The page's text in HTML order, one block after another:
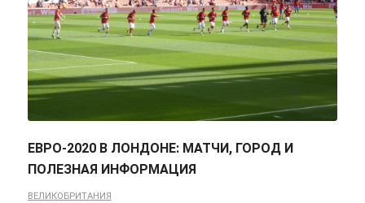
ЕВРО-2020 В ЛОНДОНЕ: МАТЧИ, ГОРОД И
ПОЛЕЗНАЯ ИНФОРМАЦИЯ
ВЕЛИКОБРИТАНИЯ